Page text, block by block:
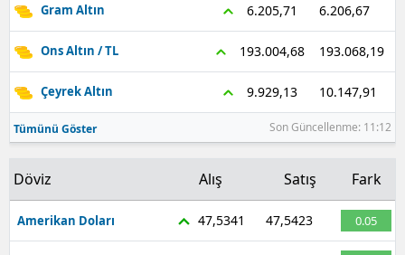
Muş
Nevşehir
Niğde
Ordu
Gram Altın 6.205,71 6.206,67
Ons Altın / TL 193.004,68 193.068,19
Çeyrek Altın 9.929,13 10.147,91
Tümünü Göster Son Güncellenme: 11:12
Döviz Alış Satış Fark
Amerikan Doları 47,5341 47,5423 0.05